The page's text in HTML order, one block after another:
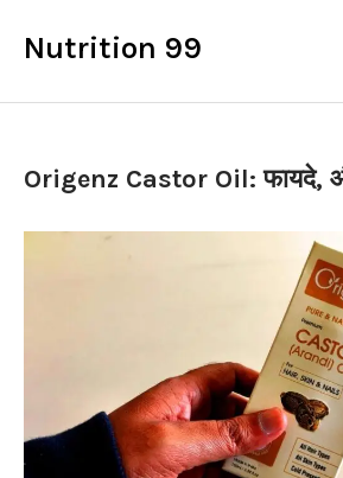
Nutrition 99
Origenz Castor Oil: फायदे,